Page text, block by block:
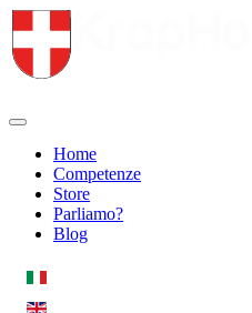
Home
Competenze
Store
Parliamo?
Blog